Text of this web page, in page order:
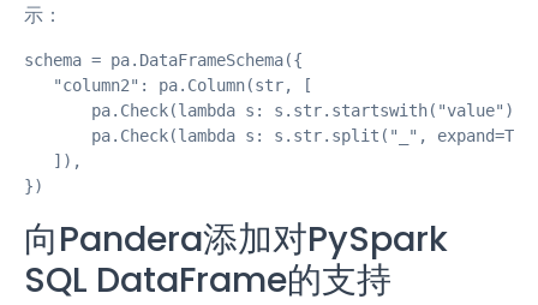
示：
schema = pa.DataFrameSchema({
   "column2": pa.Column(str, [
       pa.Check(lambda s: s.str.startswith("value")),
pa.Check(lambda s: s.str.split("_",
   ]),
})
向Pandera添加对PySpark
SQL DataFrame的支持